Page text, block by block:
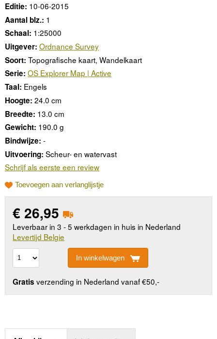
Editie: 10-06-2015
Aantal blz.: 1
Schaal: 1:25000
Uitgever: Ordnance Survey
Soort: Topografische kaart, Wandelkaart
Serie: OS Explorer Map | Active
Taal: Engels
Hoogte: 24.0 cm
Breedte: 13.0 cm
Gewicht: 190.0 g
Bindwijze: -
Uitvoering: Scheur- en watervast
Schrijf als eerste een review
Toevoegen aan verlanglijstje
€ 26,95
Leverbaar in 3 - 5 werkdagen in huis in Nederland
Levertijd Belgie
In winkelwagen
Gratis verzending in Nederland vanaf €50,-